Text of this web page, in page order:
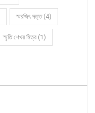
স্মরজিৎ দত্ত (4)
স্মৃতি শেখর মিত্র (1)